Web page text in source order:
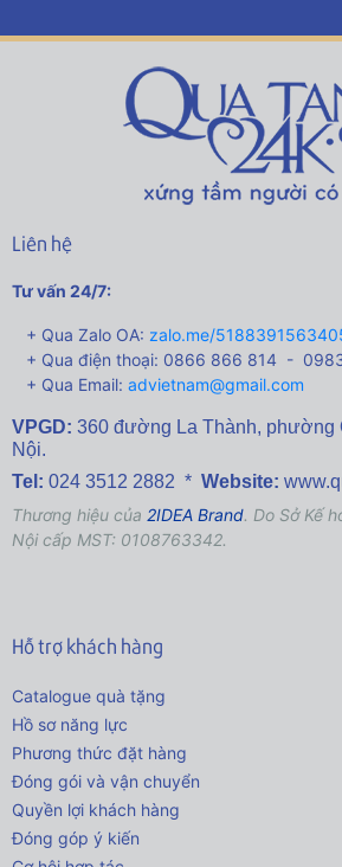
Liên hệ
Tư vấn 24/7:
+ Qua Zalo OA: zalo.me/
+ Qua điện thoại: 0866 866 814 -
+ Qua Email: advietnam@gmail.com
VPGD: 360 đường La Thành, phường
Nội.
Tel: 024 3512 2882 * Website:
Thương hiệu của 2IDEA Brand. Do Sở Kế
Nội cấp MST: 0108763342.
Hỗ trợ khách hàng
Catalogue quà tặng
Hồ sơ năng lực
Phương thức đặt hàng
Đóng gói và vận chuyển
Quyền lợi khách hàng
Đóng góp ý kiến